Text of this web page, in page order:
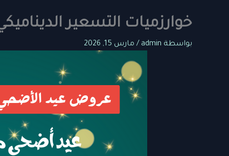
خوارزميات التسعير الديناميكي: 9 استراتيجيات لزيادة أرباح المتجر
بواسطة admin
/ مارس 15, 2026